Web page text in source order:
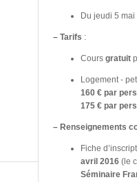
Du jeudi 5
– Tarifs :
Cours gratuit
Logement -
160 € par
175 € par
– Renseignements
Fiche
avril 2016 (le
Séminaire